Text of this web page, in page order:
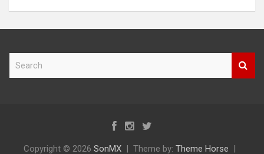
Copyright © 2026 SonMX Theme by: Theme Horse